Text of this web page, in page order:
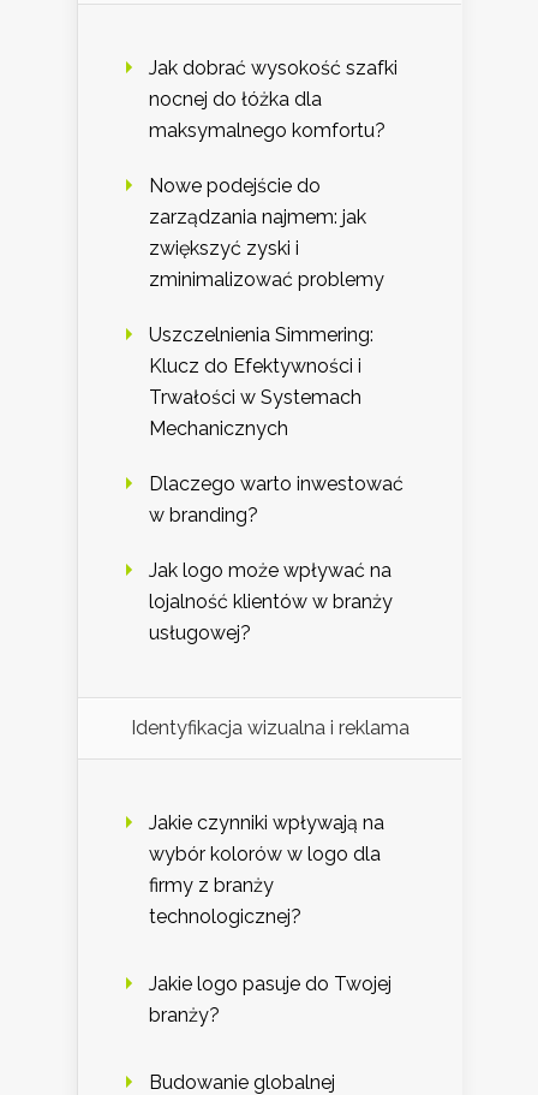
Jak dobrać wysokość szafki
nocnej do łóżka dla
maksymalnego komfortu?
Nowe podejście do
zarządzania najmem: jak
zwiększyć zyski i
zminimalizować problemy
Uszczelnienia Simmering:
Klucz do Efektywności i
Trwałości w Systemach
Mechanicznych
Dlaczego warto inwestować
w branding?
Jak logo może wpływać na
lojalność klientów w branży
usługowej?
Identyfikacja wizualna i reklama
Jakie czynniki wpływają na
wybór kolorów w logo dla
firmy z branży
technologicznej?
Jakie logo pasuje do Twojej
branży?
Budowanie globalnej